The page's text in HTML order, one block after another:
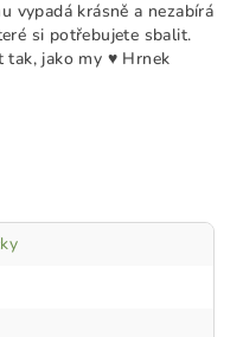
vypadá krásně a nezabírá
si potřebujete sbalit.
tak, jako my ♥ Hrnek